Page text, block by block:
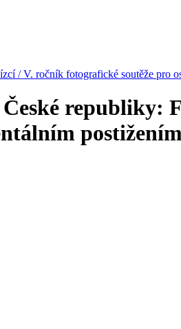
/ V. ročník fotografické soutěže pro
republiky: